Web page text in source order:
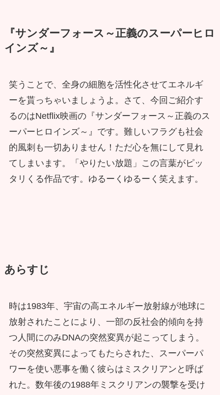
『サンダーフォース～正義のスーパーヒロ
インズ～』
笑うことで、全身の細胞を活性化させてエネルギ
ーを貰っちゃいましょうよ。さて、今回ご紹介す
るのはNetflix映画の『サンダーフォース～正義のス
ーパーヒロインズ～』です。難しいフラグも社会
的風刺も一切ありません！ただ心を無にして見れ
てしまいます。「やりたい放題」この言葉がピッ
タリくる作品です。ゆるーくゆるーく笑えます。
あらすじ
時は1983年、宇宙の高エネルギー放射線が地球に
放射されたことにより、一部の反社会的傾向を持
つ人間にのみDNAの突然変異が起こってしまう。
その突然変異によってもたらされた、スーパーパ
ワーを使い悪事を働く彼らはミスクリアンと呼ば
れた。数年後の1988年ミスクリアンの襲撃を受け